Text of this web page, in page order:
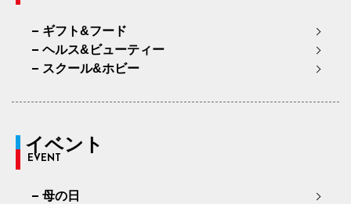
ギフト&フード
ヘルス&ビューティー
スクール&ホビー
イベント
EVENT
母の日